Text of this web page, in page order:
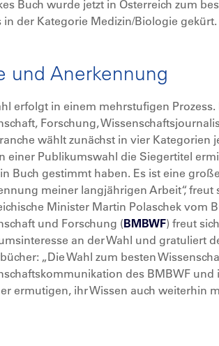
Buch wurde jetzt in Österreich zum
in der Kategorie Medizin/Biologie gekürt.
und Anerkennung
erfolgt in einem mehrstufigen
Forschung,
wählt zunächst in vier Kategorien
einer Publikumswahl die Siegertitel
Buch gestimmt haben. Es ist eine
meiner langjährigen Arbeit“, freut
Minister Martin Polaschek vom
und Forschung (BMBWF) freut
an der Wahl und gratuliert
„Die Wahl zum besten
des BMBWF
ermutigen, ihr Wissen auch weiterhin